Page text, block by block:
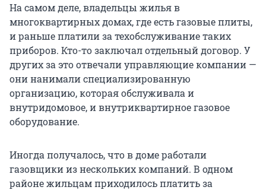
На самом деле, владельцы жилья в
многоквартирных домах, где есть газовые плиты,
и раньше платили за техобслуживание таких
приборов. Кто-то заключал отдельный договор. У
других за это отвечали управляющие компании —
они нанимали специализированную
организацию, которая обслуживала и
внутридомовое, и внутриквартирное газовое
оборудование.
Иногда получалось, что в доме работали
газовщики из нескольких компаний. В одном
районе жильцам приходилось платить за